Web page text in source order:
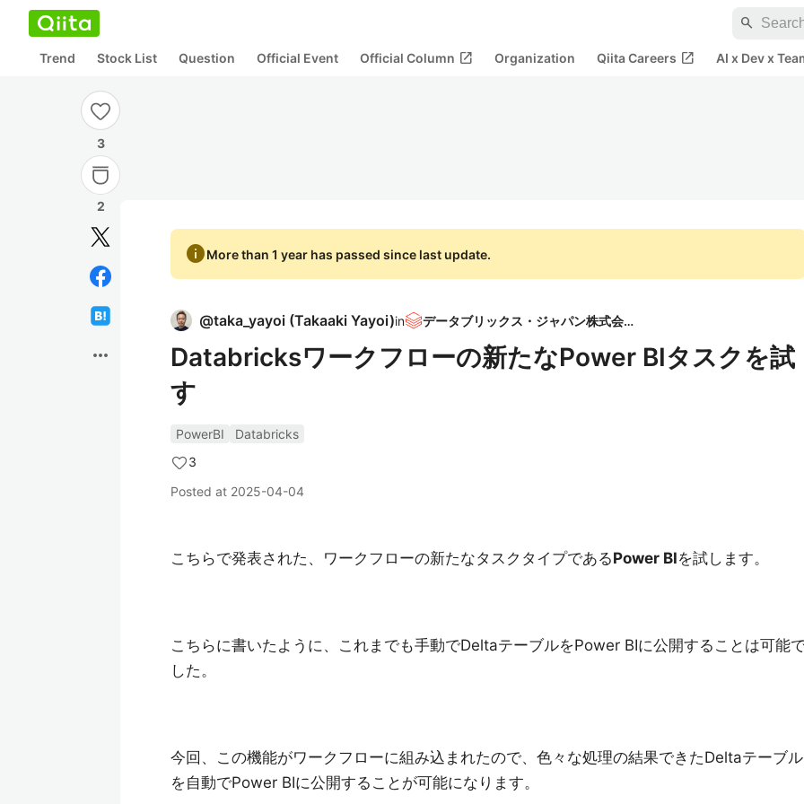
search
Trend Stock List Question Official Event Official Column open_in_new Organization Qiita Careers open_in_new AI x Dev x
3
2
more_horiz
infoMore than 1 year has passed since last update.
@taka_yayoi (Takaaki Yayoi)in データブリックス・ジャパン株式会社
Databricksワークフローの新たなPower BIタスクを試
す
PowerBI
Databricks
3
Posted at 2025-04-04
こちらで発表された、ワークフローの新たなタスクタイプであるPower BIを試します。
こちらに書いたように、これまでも手動でDeltaテーブルをPower BIに公開することは可能
した。
今回、この機能がワークフローに組み込まれたので、色々な処理の結果できたDeltaテーブル
を自動でPower BIに公開することが可能になります。